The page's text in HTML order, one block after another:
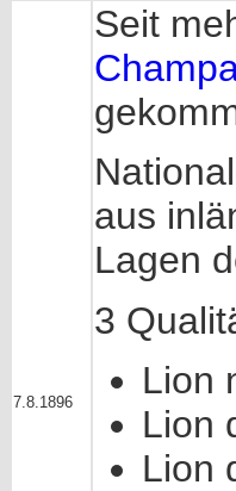
7.8.1896
Seit
aus
Lagen
3
Lion
Lion
Lion